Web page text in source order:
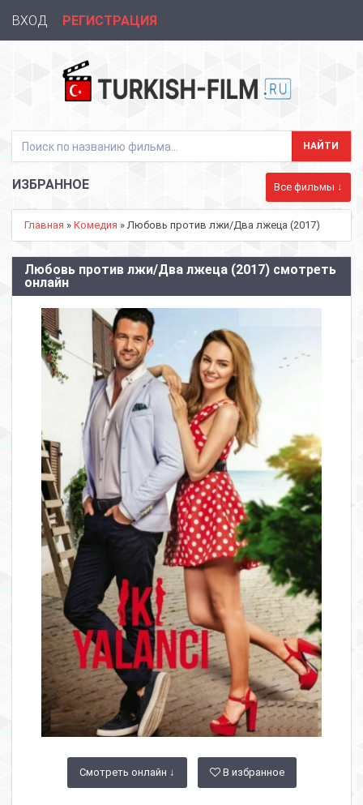
ВХОД РЕГИСТРАЦИЯ
ИЗБРАННОЕ Все фильмы ↓
Главная » Комедия » Любовь против лжи/Два лжеца (2017)
Любовь против лжи/Два лжеца (2017) смотреть
онлайн
Смотреть онлайн ↓ В избранное